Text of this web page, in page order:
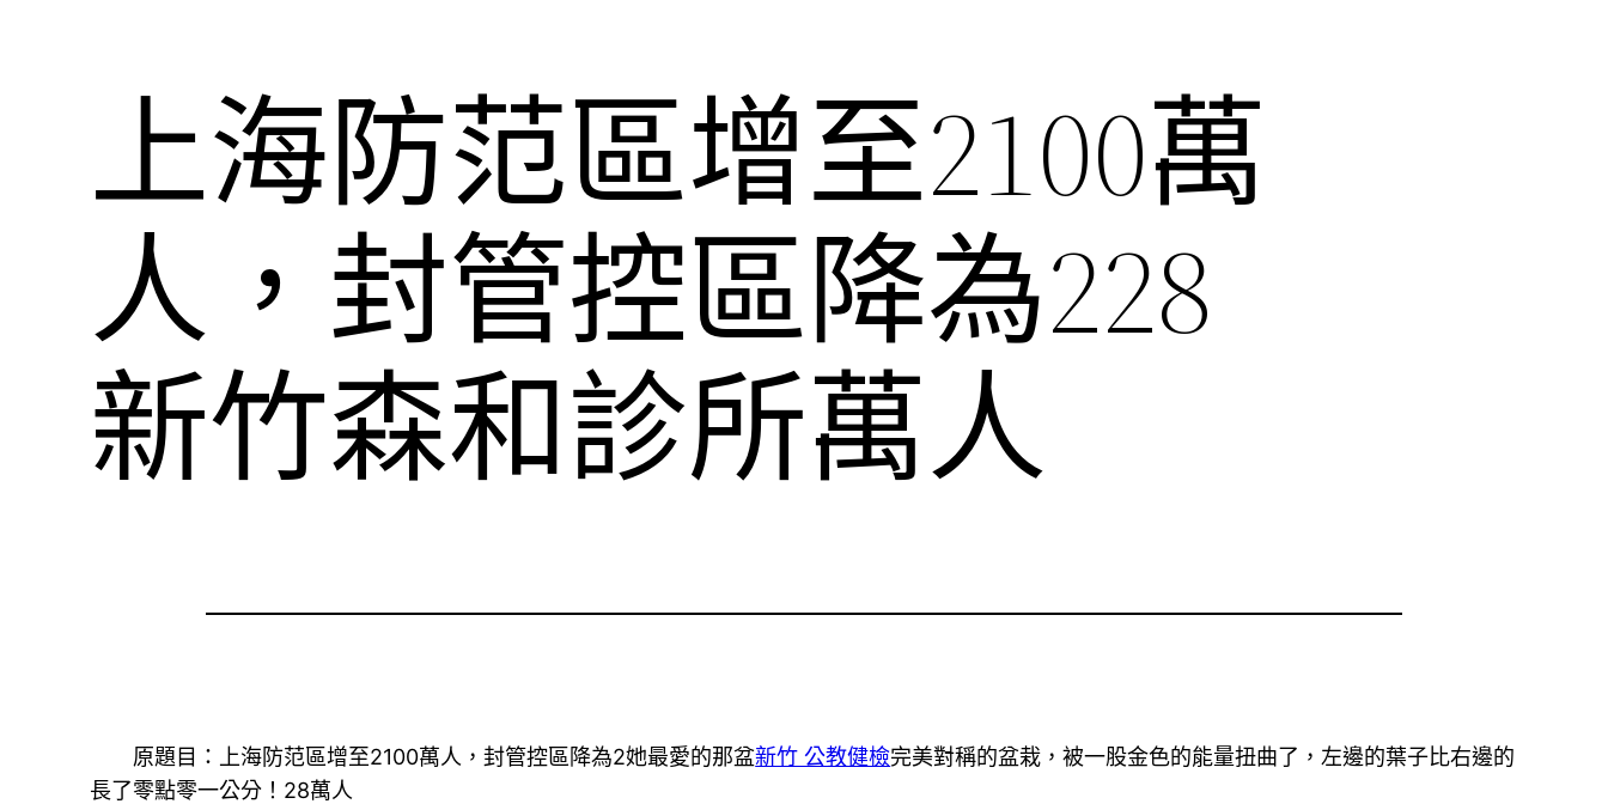
上海防范區增至2100萬
人，封管控區降為228
新竹森和診所萬人
原題目：上海防范區增至2100萬人，封管控區降為2她最愛的那盆新竹 公教健檢完美對稱的盆栽，被一股金色的能量扭曲了，左邊的葉子比右邊的
長了零點零一公分！28萬人